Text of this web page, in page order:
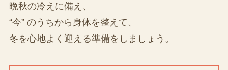
晩秋の冷えに備え、
“今” のうちから身体を整えて、
冬を心地よく迎える準備をしましょう。